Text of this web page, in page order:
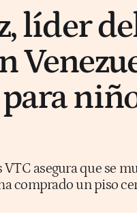
líder
asegura que se
comprado un piso